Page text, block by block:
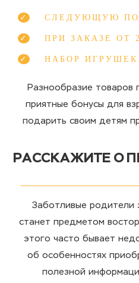
СЛЕДУЮЩУЮ
ПРИ ЗАКАЗЕ ОТ
НАБОР ИГРУШЕК.
Разнообразие товаров
приятные бонусы для
подарить своим детям
РАССКАЖИТЕ О
Заботливые родители
станет предметом
этого часто бывает
об особенностях
полезной